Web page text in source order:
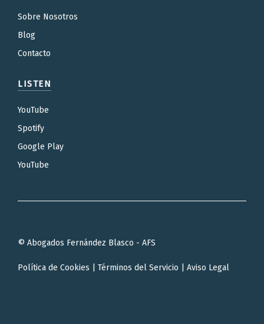
Sobre Nosotros
Blog
Contacto
LISTEN
YouTube
Spotify
Google Play
YouTube
© Abogados Fernández Blasco - AFS
Política de Cookies Términos del Servicio Aviso Legal